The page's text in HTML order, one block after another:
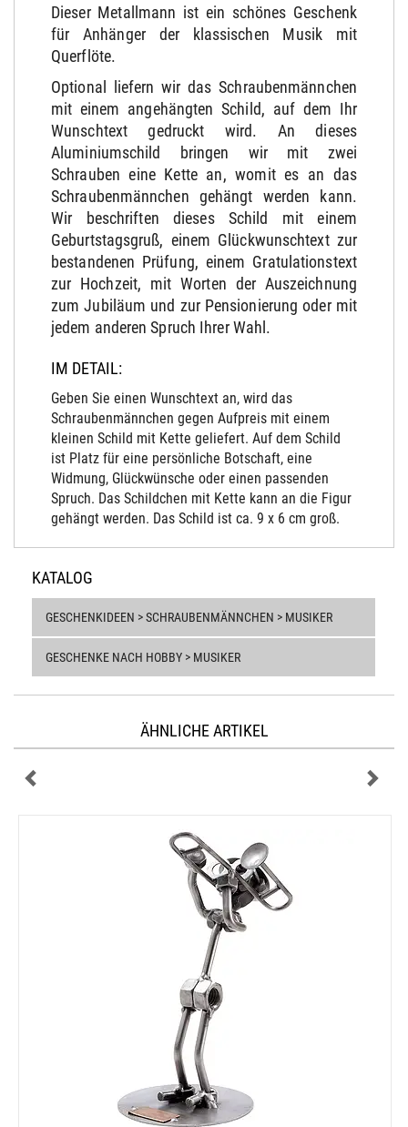
Dieser Metallmann ist ein schönes Geschenk
für Anhänger der klassischen Musik mit
Querflöte.
Optional liefern wir das Schraubenmännchen
mit einem angehängten Schild, auf dem Ihr
Wunschtext gedruckt wird. An dieses
Aluminiumschild bringen wir mit zwei
Schrauben eine Kette an, womit es an das
Schraubenmännchen gehängt werden kann.
Wir beschriften dieses Schild mit einem
Geburtstagsgruß, einem Glückwunschtext zur
bestandenen Prüfung, einem Gratulationstext
zur Hochzeit, mit Worten der Auszeichnung
zum Jubiläum und zur Pensionierung oder mit
jedem anderen Spruch Ihrer Wahl.
IM DETAIL:
Geben Sie einen Wunschtext an, wird das
Schraubenmännchen gegen Aufpreis mit einem
kleinen Schild mit Kette geliefert. Auf dem Schild
ist Platz für eine persönliche Botschaft, eine
Widmung, Glückwünsche oder einen passenden
Spruch. Das Schildchen mit Kette kann an die Figur
gehängt werden. Das Schild ist ca. 9 x 6 cm groß.
KATALOG
GESCHENKIDEEN > SCHRAUBENMÄNNCHEN > MUSIKER
GESCHENKE NACH HOBBY > MUSIKER
ÄHNLICHE ARTIKEL